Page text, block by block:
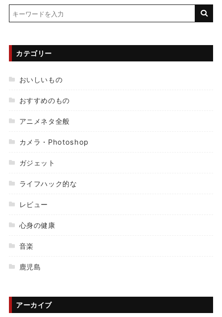
カテゴリー
おいしいもの
おすすめのもの
アニメネタ全般
カメラ・Photoshop
ガジェット
ライフハック的な
レビュー
心身の健康
音楽
鹿児島
アーカイブ